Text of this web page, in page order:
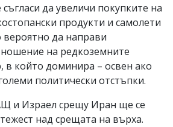
да увеличи покупките на
продукти и самолети
да направи
на редкоземните
в който доминира – освен ако
политически отстъпки.
и Израел срещу Иран ще се
над срещата на върха.